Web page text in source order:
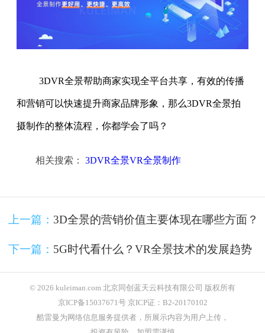
3DVR全景帮助商家实现全平台共享，有效的传播
和营销可以快速提升商家品牌形象，那么3DVR全景拍
摄制作的整体流程，你都学会了吗？
相关搜索： 3DVR全景VR全景制作
上一篇： 3D全景的营销价值主要体现在哪些方面？
下一篇： 5G时代看什么？VR全景技术的发展趋势
© 2026 kuleiman.com 北京同创蓝天云科技有限公司 版权所有
京ICP备15037671号 京ICP证：B2-20170102
酷雷曼为网络信息服务提供者，所展示内容为用户上传，